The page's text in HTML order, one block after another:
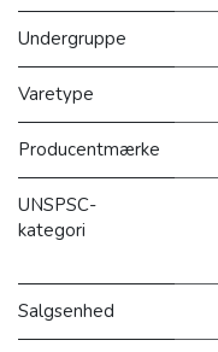
Undergruppe
Varetype
Producentmærke
UNSPSC-
kategori
Salgsenhed